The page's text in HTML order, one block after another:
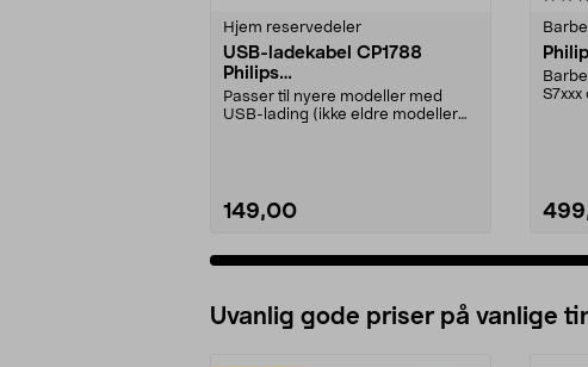
Hjem reservedeler
USB-ladekabel CP1788
Philips
OneBlade/barbermaskiner
Passer til nyere modeller med
USB-lading (ikke eldre modeller
149,00
Uvanlig gode priser på vanlige